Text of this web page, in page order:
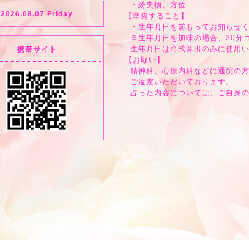
・紛失物、方位
【準備すること】
・生年月日を前もってお知らせく
※生年月日を加味の場合、30分
生年月日は命式算出のみに使用い
【お願い】
精神科、心療内科などに通院の
ご遠慮いただいております。
占った内容については、ご自身の
2026.08.07 Friday
携帯サイト